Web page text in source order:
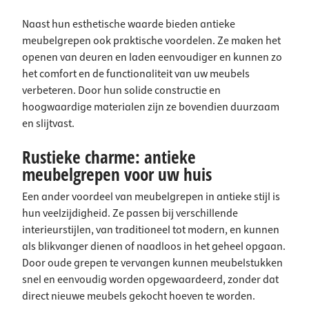
Naast hun esthetische waarde bieden antieke
meubelgrepen ook praktische voordelen. Ze maken het
openen van deuren en laden eenvoudiger en kunnen zo
het comfort en de functionaliteit van uw meubels
verbeteren. Door hun solide constructie en
hoogwaardige materialen zijn ze bovendien duurzaam
en slijtvast.
Rustieke charme: antieke
meubelgrepen voor uw huis
Een ander voordeel van meubelgrepen in antieke stijl is
hun veelzijdigheid. Ze passen bij verschillende
interieurstijlen, van traditioneel tot modern, en kunnen
als blikvanger dienen of naadloos in het geheel opgaan.
Door oude grepen te vervangen kunnen meubelstukken
snel en eenvoudig worden opgewaardeerd, zonder dat
direct nieuwe meubels gekocht hoeven te worden.